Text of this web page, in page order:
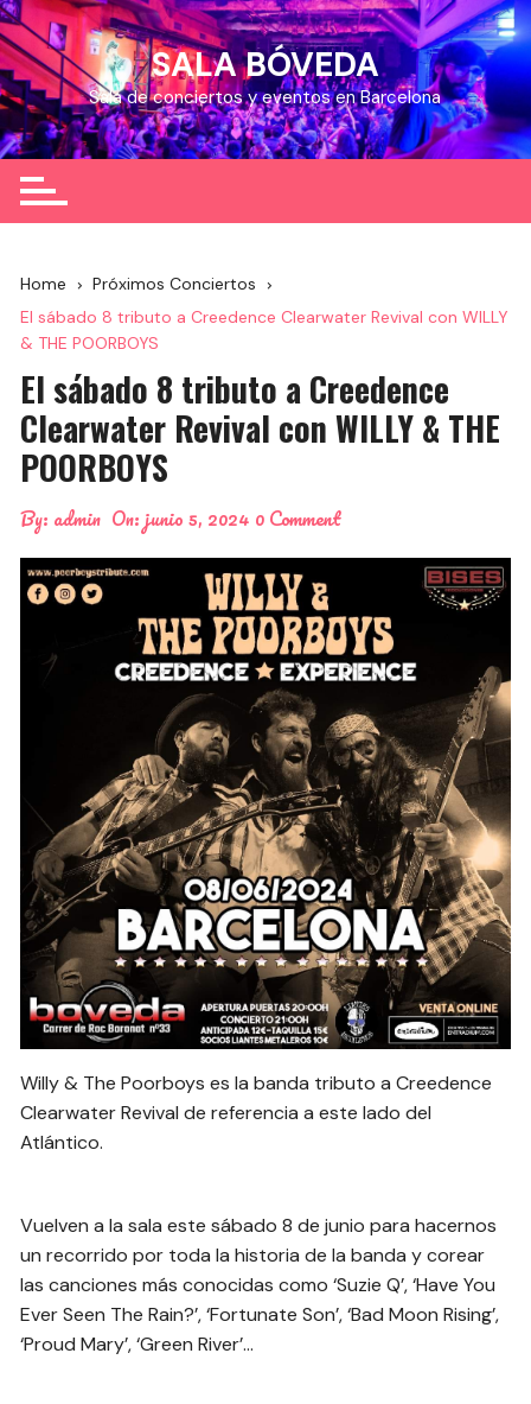
Skip
to
content
SALA BÓVEDA
Sala de conciertos y eventos en Barcelona
Home
Próximos Conciertos
El sábado 8 tributo a Creedence Clearwater Revival con WILLY
& THE POORBOYS
El sábado 8 tributo a Creedence
Clearwater Revival con WILLY & THE
POORBOYS
By: admin On:junio 5, 2024 0 Comment
Willy & The Poorboys es la banda tributo a Creedence
Clearwater Revival de referencia a este lado del
Atlántico.
Vuelven a la sala este sábado 8 de junio para hacernos
un recorrido por toda la historia de la banda y corear
las canciones más conocidas como ‘Suzie Q’, ‘Have You
Ever Seen The Rain?’, ‘Fortunate Son’, ‘Bad Moon Rising’,
‘Proud Mary’, ‘Green River’…